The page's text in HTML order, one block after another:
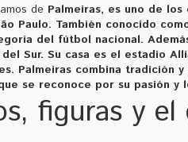
de Palmeiras, es uno de los
Paulo. También conocido
del fútbol nacional.
Sur. Su casa es el estadio
Palmeiras combina tradición
se reconoce por su pasión y
figuras y